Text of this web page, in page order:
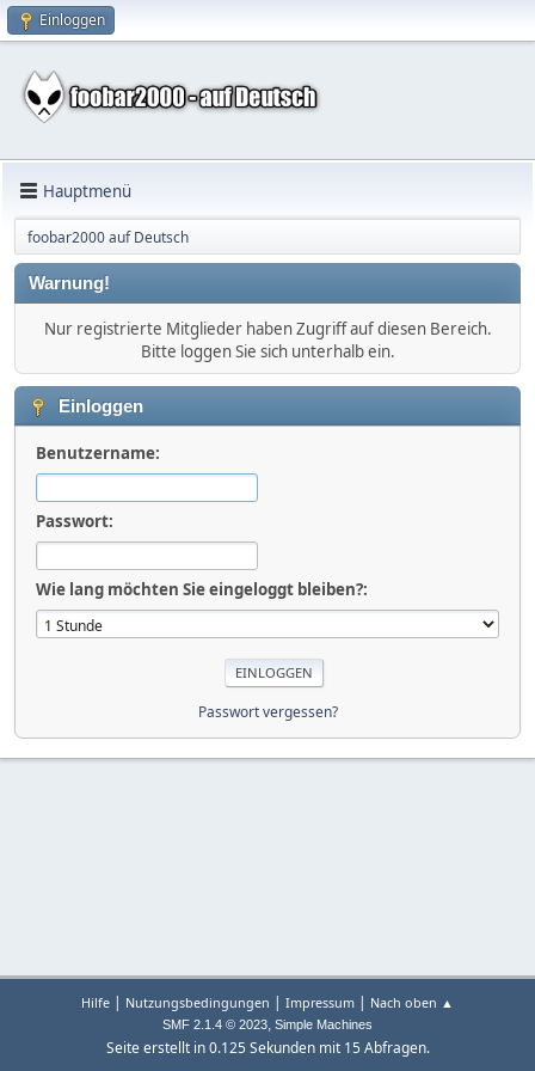
Einloggen
Hauptmenü
foobar2000 auf Deutsch
Warnung!
Nur registrierte Mitglieder haben Zugriff auf diesen Bereich.
Bitte loggen Sie sich unterhalb ein.
Einloggen
Benutzername:
Passwort:
Wie lang möchten Sie eingeloggt bleiben?:
Passwort vergessen?
Hilfe | Nutzungsbedingungen | Impressum | Nach oben ▲
SMF 2.1.4 © 2023, Simple Machines
Seite erstellt in 0.125 Sekunden mit 15 Abfragen.